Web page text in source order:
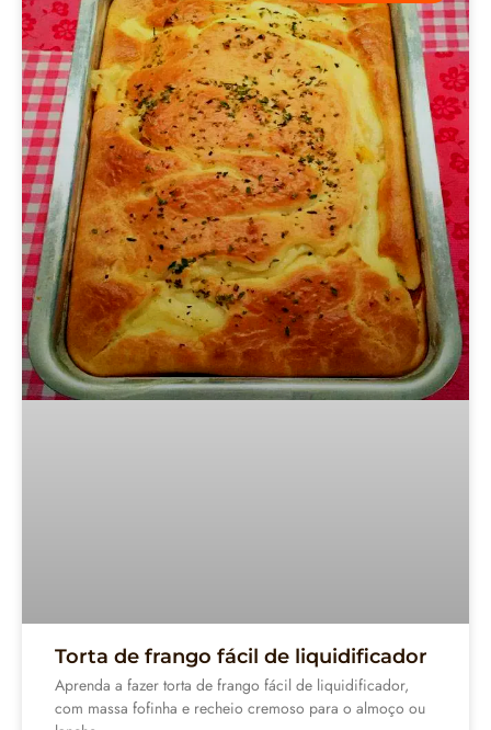
Torta de frango fácil de liquidificador
Aprenda a fazer torta de frango fácil de liquidificador,
com massa fofinha e recheio cremoso para o almoço ou